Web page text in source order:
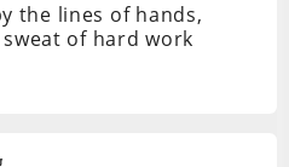
the lines of hands,
of hard work